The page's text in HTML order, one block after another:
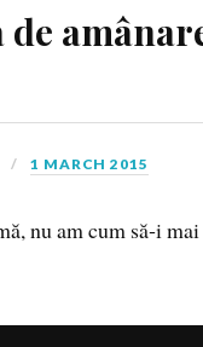
1 MARCH 2015
nu am cum să‑i